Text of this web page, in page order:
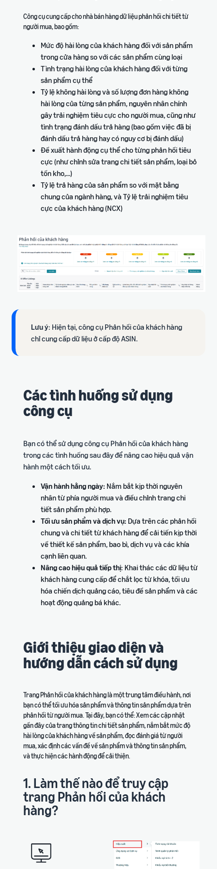
Nội dung A+
Công cụ tạo trang sản phẩm
chuyên nghiệp
Khóa học Hộ chiếu khởi
Kiến thức tổng quan và lộ
trình mở bán năm đầu tiên
Khóa học Bứt tốc
Đào tạo nâng cao, thực
hành cùng chuyên gia hàng
Video Hành trình bắt
đầu của nhà bán hàng
mới trên Amazon
kinh doanh
Bao gồm ví dụ thực tế qua
Video Tổng quan chi phí
& Cách dùng công cụ
tính doanh thu
Sử dụng công cụ Revenue
Calculator và bảng kế hoạch
Dịch vụ quản lý tài
khoản SAS Pro
Chương trình tư vấn chuyên
biệt chính thức của Amazon
cho Nhà bán hàng lâu năm
Thị trường Bắc Mỹ
Cơ hội bán hàng tại Bắc Mỹ
Thị trường Châu Âu
Hướng dẫn mở rộng sang
Câu chuyện bán hàng
thành công
Chia sẻ kinh nghiệm từ nhà
bán hàng thành công
Công cụ phản hồi của
khách hàng
Quản lý đánh giá và tương
tác khách hàng
Công cụ tính doanh thu,
Ước tính doanh thu, chi phí
trên từng sản phẩm
thông tin mới từ Amazon
chính
Khóa học miễn phí – Kết nối
chuyên gia – Hỗ trợ 24/7
Facebook
Kênh chia sẻ kiến thức nền
tảng và kinh nghiệm kinh
doanh Amazon thực tế, đã
được kiểm chứng
Youtube
Video hướng dẫn và chia sẻ
Công cụ cung cấp cho nhà bán hàng dữ liệu phản hồi chi tiết từ
người mua, bao gồm:
Mức độ hài lòng của khách hàng đối với sản phẩm
trong cửa hàng so với các sản phẩm cùng loại
Tình trạng hài lòng của khách hàng đối với từng
sản phẩm cụ thể
Tỷ lệ không hài lòng và số lượng đơn hàng không
hài lòng của từng sản phẩm, nguyên nhân chính
gây trải nghiệm tiêu cực cho người mua, cũng như
tình trạng đánh dấu trả hàng (bao gồm việc đã bị
đánh dấu trả hàng hay có nguy cơ bị đánh dấu)
Đề xuất hành động cụ thể cho từng phản hồi tiêu
cực (như chỉnh sửa trang chi tiết sản phẩm, loại bỏ
tồn kho,...)
Tỷ lệ trả hàng của sản phẩm so với mặt bằng
chung của ngành hàng, và Tỷ lệ trải nghiệm tiêu
cực của khách hàng (NCX)
Lưu ý: Hiện tại, công cụ Phản hồi của khách hàng
chỉ cung cấp dữ liệu ở cấp độ ASIN.
Các tình huống sử dụng
công cụ
Bạn có thể sử dụng công cụ Phản hồi của khách hàng
trong các tình huống sau đây để nâng cao hiệu quả vận
hành một cách tối ưu.
Vận hành hằng ngày: Nắm bắt kịp thời nguyên
nhân từ phía người mua và điều chỉnh trang chi
tiết sản phẩm phù hợp.
Tối ưu sản phẩm và dịch vụ: Dựa trên các phản hồi
chung và chi tiết từ khách hàng để cải tiến kịp thời
về thiết kế sản phẩm, bao bì, dịch vụ và các khía
cạnh liên quan.
Nâng cao hiệu quả tiếp thị: Khai thác các dữ liệu từ
khách hàng cung cấp để chắt lọc từ khóa, tối ưu
hóa chiến dịch quảng cáo, tiêu đề sản phẩm và các
hoạt động quảng bá khác.
Giới thiệu giao diện và
hướng dẫn cách sử dụng
Trang Phản hồi của khách hàng là một trung tâm điều hành, nơi
bạn có thể tối ưu hóa sản phẩm và thông tin sản phẩm dựa trên
phản hồi từ người mua. Tại đây, bạn có thể: Xem các cập nhật
gần đây của trang thông tin chi tiết sản phẩm, nắm bắt mức độ
hài lòng của khách hàng về sản phẩm, đọc đánh giá từ người
mua, xác định các vấn đề về sản phẩm và thông tin sản phẩm,
và thực hiện các hành động để cải thiện.
1. Làm thế nào để truy cập
trang Phản hồi của khách
hàng?